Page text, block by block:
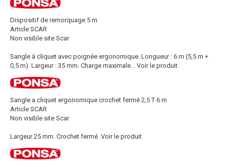
Dispositif de remorquage 5 m
Article SCAR
Non visible site Scar
Sangle à cliquet avec poignée ergonomique. Longueur : 6 m (5,5 m +
0,5 m). Largeur : 35 mm. Charge maximale... Voir le produit
Sangle a cliquet ergonomique crochet fermé 2,5 T 6 m
Article SCAR
Non visible site Scar
Largeur 25 mm. Crochet fermé. Voir le produit